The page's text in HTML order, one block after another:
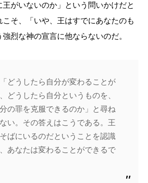
王がいないのか」という問いかけだと
こそ、「いや、王はすでにあなたのも
烈な神の宣言に他ならないのだ。
どうしたら自分が変わることが
どうしたら自分というものを、
の罪を克服できるのか」と尋ね
い。その答えはこうである。王
ばにいるのだということを認識
あなたは変わることができるで